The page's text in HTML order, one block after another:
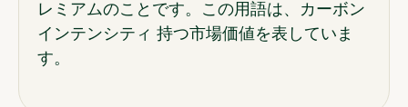
レミアムのことです。この用語は、カーボン
インテンシティ 持つ市場価値を表していま
す。